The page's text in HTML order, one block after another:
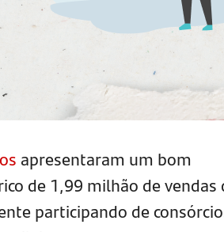
apresentaram um bom
de 1,99 milhão de vendas
participando de